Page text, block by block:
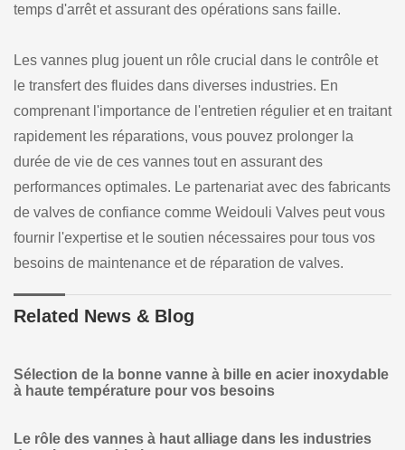
temps d'arrêt et assurant des opérations sans faille.
Les vannes plug jouent un rôle crucial dans le contrôle et
le transfert des fluides dans diverses industries. En
comprenant l'importance de l'entretien régulier et en traitant
rapidement les réparations, vous pouvez prolonger la
durée de vie de ces vannes tout en assurant des
performances optimales. Le partenariat avec des fabricants
de valves de confiance comme Weidouli Valves peut vous
fournir l'expertise et le soutien nécessaires pour tous vos
besoins de maintenance et de réparation de valves.
Related News & Blog
Sélection de la bonne vanne à bille en acier inoxydable
à haute température pour vos besoins
Le rôle des vannes à haut alliage dans les industries